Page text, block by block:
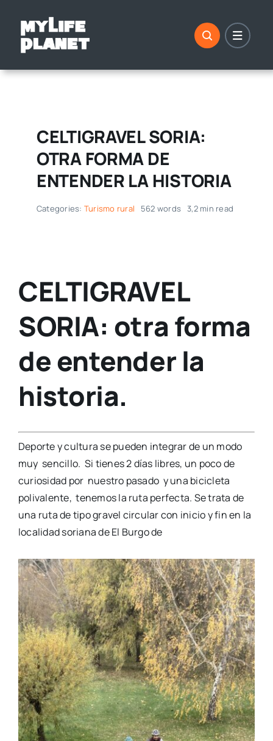
contenido
CELTIGRAVEL SORIA:
OTRA FORMA DE
ENTENDER LA HISTORIA
Categories: Turismo rural 562 words 3,2 min read
CELTIGRAVEL
SORIA: otra forma
de entender la
historia.
Deporte y cultura se pueden integrar de un modo
muy sencillo. Si tienes 2 días libres, un poco de
curiosidad por nuestro pasado y una bicicleta
polivalente, tenemos la ruta perfecta. Se trata de
una ruta de tipo gravel circular con inicio y fin en la
localidad soriana de El Burgo de